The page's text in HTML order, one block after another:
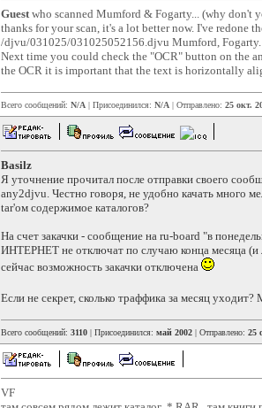
Guestwho scanned Mumford & Fogarty... (why don't
thanks for your scan, it's a lot better now. I've redone
/djvu/031025/031025052156.djvu Mumford,
Next time you could check the "OCR" button on the
the OCR it is important that the text is horizontally
Всего сообщений: N/A | Присоединился: N/A | Отправлено: 25 окт.
Basilz
Я уточнение прочитал после отправки своего
any2djvu. Честно говоря, не удобно качать много
tar'ом содержимое каталогов?
На счет закачки - сообщение на ru-board "в
ИНТЕРНЕТ не отключат по случаю конца месяца (и
сейчас возможность закачки отключена
Если не секрет, сколько траффика за месяц
Всего сообщений: 3110 | Присоединился: май 2002 | Отправлено: 25
VF